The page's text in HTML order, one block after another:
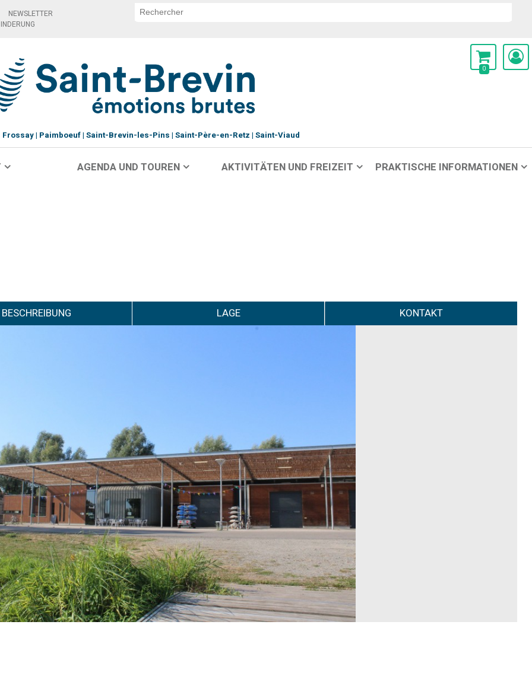
NEWSLETTER
0
Frossay Paimboeuf Saint-Brevin-les-Pins Saint-Père-en-Retz Saint-Viaud
AGENDA UND TOUREN AKTIVITÄTEN UND FREIZEIT PRAKTISCHE INFORMATIONEN
BESCHREIBUNG LAGE KONTAKT